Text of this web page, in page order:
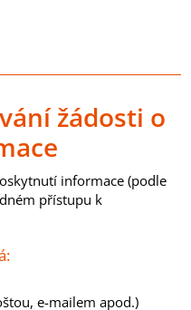
žádosti o
informace(podle
přístupu k
e-mailem apod.)